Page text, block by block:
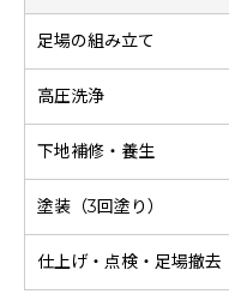
足場の組み立て
高圧洗浄
下地補修・養生
塗装（3回塗り）
仕上げ・点検・足場撤去